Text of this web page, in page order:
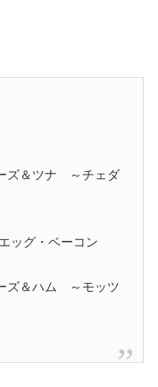
ズ＆ツナ ～チェダ
ッグ・ベーコン
ズ＆ハム ～モッツ